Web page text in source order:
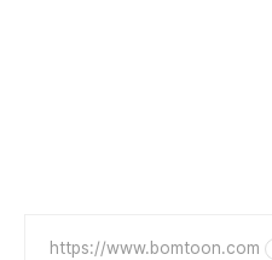
https://www.bomtoon.com